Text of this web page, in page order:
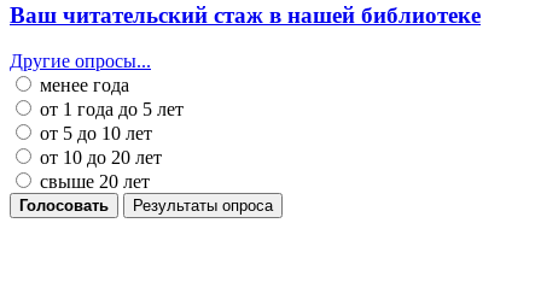
Ваш читательский стаж в нашей библиотеке
Другие опросы...
менее года
от 1 года до 5 лет
от 5 до 10 лет
от 10 до 20 лет
свыше 20 лет
Голосовать Результаты опроса